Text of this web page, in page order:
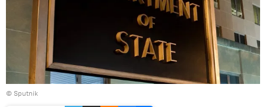
© Sputnik